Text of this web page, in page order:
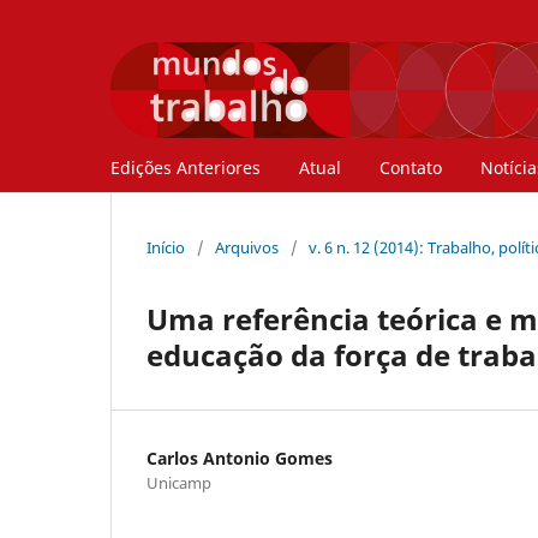
Edições Anteriores Atual Contato
Início / Arquivos / v. 6 n. 12 (2014): Trabalho,
Uma referência teórica e
educação da força de
Carlos Antonio Gomes
Unicamp